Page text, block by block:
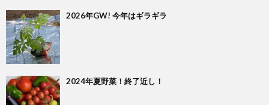
2026年GW! 今年はギラギラ
2024年夏野菜！終了近し！